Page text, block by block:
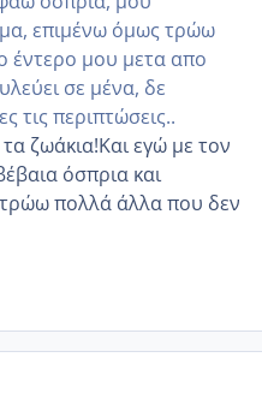
επιμένω όμως τρώω
έντερο μου μετα απο
σε μένα, δε
τις περιπτώσεις..
ζωάκια!Και εγώ με τον
όσπρια και
πολλά άλλα που δεν